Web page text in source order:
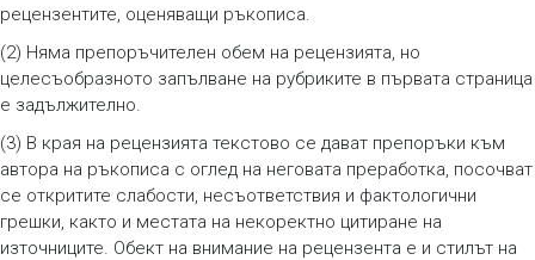
рецензентите, оценяващи ръкописа.
(2) Няма препоръчителен обем на рецензията, но
целесъобразното запълване на рубриките в първата страница
е задължително.
(3) В края на рецензията текстово се дават препоръки към
автора на ръкописа с оглед на неговата преработка, посочват
се откритите слабости, несъответствия и фактологични
грешки, както и местата на некоректно цитиране на
източниците. Обект на внимание на рецензента е и стилът на